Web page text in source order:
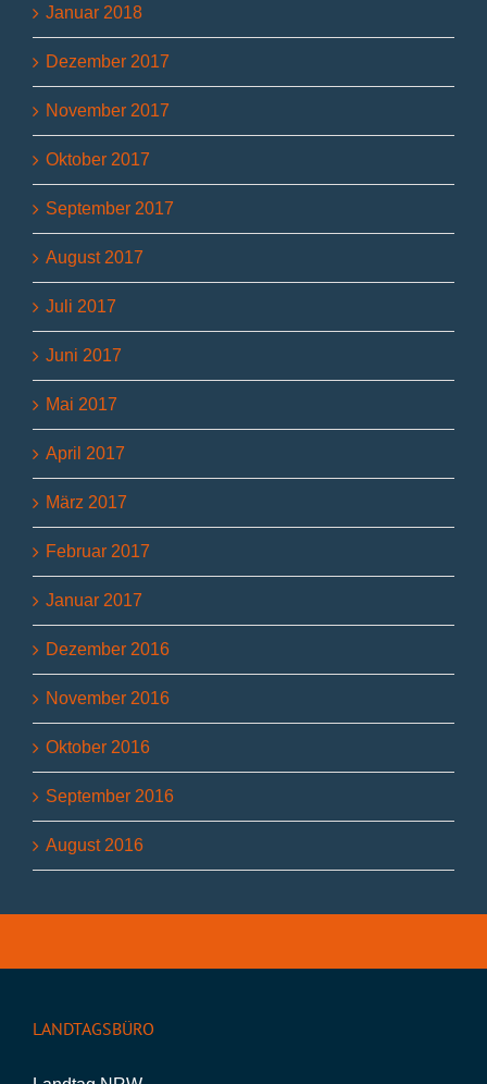
Januar 2018
Dezember 2017
November 2017
Oktober 2017
September 2017
August 2017
Juli 2017
Juni 2017
Mai 2017
April 2017
März 2017
Februar 2017
Januar 2017
Dezember 2016
November 2016
Oktober 2016
September 2016
August 2016
LANDTAGSBÜRO